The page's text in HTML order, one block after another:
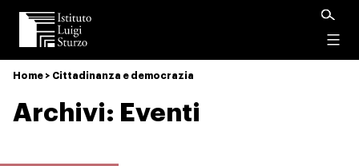
Istituto
Luigi
Sturzo
Home > Cittadinanza e democrazia
Archivi: Eventi